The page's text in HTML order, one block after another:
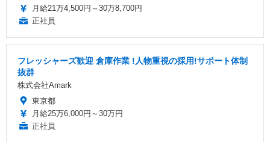
月給21万4,500円～30万8,700円
正社員
フレッシャーズ歓迎 倉庫作業 !人物重視の採用!サポート体制
抜群
株式会社Amark
東京都
月給25万6,000円～30万円
正社員